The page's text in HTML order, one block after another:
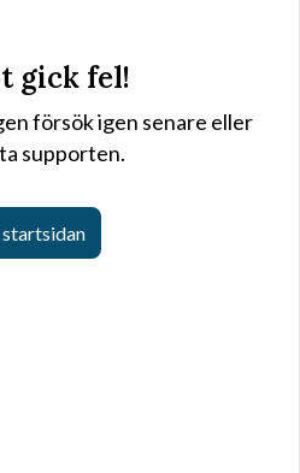
gick fel!
försök igen senare eller
supporten.